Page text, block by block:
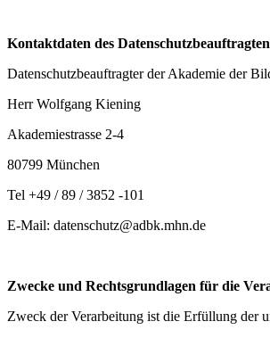
Kontaktdaten des Datenschutzbeauftragten
Datenschutzbeauftragter der Akademie der
Herr Wolfgang Kiening
Akademiestrasse 2-4
80799 München
Tel +49 / 89 / 3852 -101
E-Mail: datenschutz@adbk.mhn.de
Zwecke und Rechtsgrundlagen für die
Zweck der Verarbeitung ist die Erfüllung der